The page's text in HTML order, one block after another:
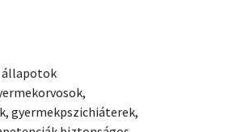
állapotok
gyermekpszichiáterek,